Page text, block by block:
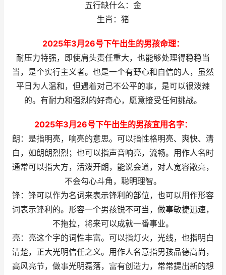
五行缺什么：金
生肖：猪
2025年3月26号下午出生的男孩命理：
耐压力特强，即使肩头责任重大，也能够处理得稳稳当
当，是个实行主义者。也是一个有野心和自信的人，虽然
平日为人温和，但遇着对己不公平的事，是可以很泼辣
的。有耐力和强烈的好奇心，愿意接受任何挑战。
2025年3月26号下午出生的男孩宜用名字：
朗：是指明亮，响亮的意思。可以指性格明亮、爽快、清
白，如朗朗烈烈；也可以指声音响亮，流畅。用作人名时
通常可以指大方，活泼开朗，能说会道，对人宽容敞亮，
不会勾心斗角，聪明理智。
锋：锋可以作为名词来表示锋利的部位，也可以用作形容
词表示锋利的。形容一个男孩锐不可当，做事敏捷迅速，
不拖拉，将来可以成就一番事业。
亮：亮这个字的词性丰富。可以指灯火，光线，也指明白
清楚，正大光明信任之义。用作人名意指男孩品德高尚，
高风亮节，做事光明磊落，富有创造力，常常提出新的想